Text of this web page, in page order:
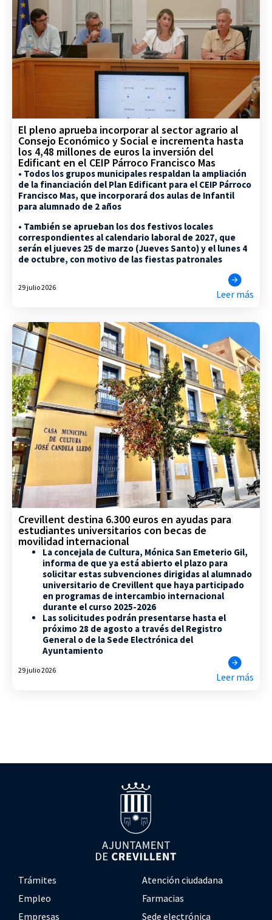
El pleno aprueba incorporar al sector agrario al
Consejo Económico y Social e incrementa hasta
los 4,48 millones de euros la inversión del
Edificant en el CEIP Párroco Francisco Mas
• Todos los grupos municipales respaldan la ampliación
de la financiación del Plan Edificant para el CEIP Párroco
Francisco Mas, que incorporará dos aulas de Infantil
para alumnado de 2 años
• También se aprueban los dos festivos locales
correspondientes al calendario laboral de 2027, que
serán el jueves 25 de marzo (Jueves Santo) y el lunes 4
de octubre, con motivo de las fiestas patronales
29 julio 2026
Leer más
Crevillent destina 6.300 euros en ayudas para
estudiantes universitarios con becas de
movilidad internacional
La concejala de Cultura, Mónica San Emeterio Gil,
informa de que ya está abierto el plazo para
solicitar estas subvenciones dirigidas al alumnado
universitario de Crevillent que haya participado
en programas de intercambio internacional
durante el curso 2025-2026
Las solicitudes podrán presentarse hasta el
próximo 28 de agosto a través del Registro
General o de la Sede Electrónica del
Ayuntamiento
29 julio 2026
Leer más
Trámites
Atención ciudadana
Empleo
Farmacias
Empresas
Sede electrónica